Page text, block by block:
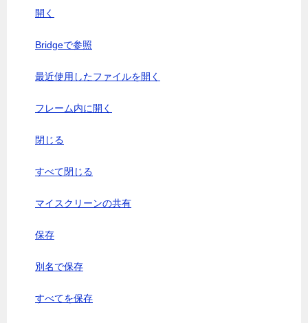
開く
Bridgeで参照
最近使用したファイルを開く
フレーム内に開く
閉じる
すべて閉じる
マイスクリーンの共有
保存
別名で保存
すべてを保存